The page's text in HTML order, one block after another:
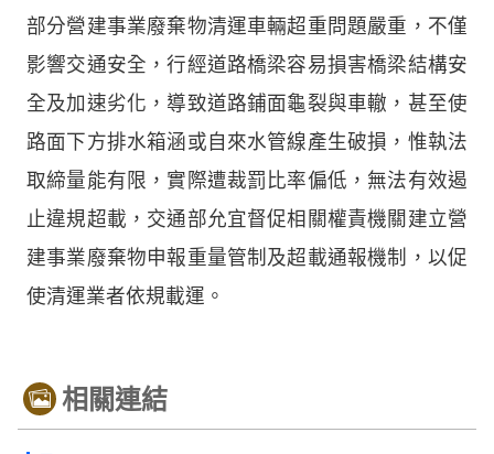
部分營建事業廢棄物清運車輛超重問題嚴重，不僅
影響交通安全，行經道路橋梁容易損害橋梁結構安
全及加速劣化，導致道路鋪面龜裂與車轍，甚至使
路面下方排水箱涵或自來水管線產生破損，惟執法
取締量能有限，實際遭裁罰比率偏低，無法有效遏
止違規超載，交通部允宜督促相關權責機關建立營
建事業廢棄物申報重量管制及超載通報機制，以促
使清運業者依規載運。
相關連結